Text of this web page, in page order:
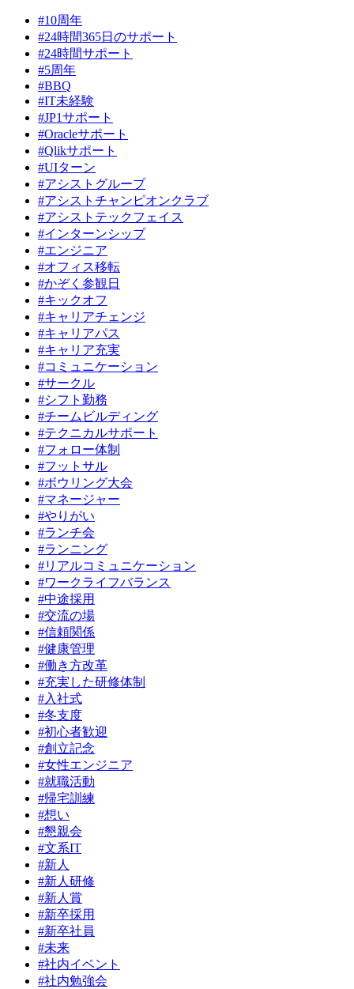
#10周年
#24時間365日のサポート
#24時間サポート
#5周年
#BBQ
#IT未経験
#JP1サポート
#Oracleサポート
#Qlikサポート
#UIターン
#アシストグループ
#アシストチャンピオンクラブ
#アシストテックフェイス
#インターンシップ
#エンジニア
#オフィス移転
#かぞく参観日
#キックオフ
#キャリアチェンジ
#キャリアパス
#キャリア充実
#コミュニケーション
#サークル
#シフト勤務
#チームビルディング
#テクニカルサポート
#フォロー体制
#フットサル
#ボウリング大会
#マネージャー
#やりがい
#ランチ会
#ランニング
#リアルコミュニケーション
#ワークライフバランス
#中途採用
#交流の場
#信頼関係
#健康管理
#働き方改革
#充実した研修体制
#入社式
#冬支度
#初心者歓迎
#創立記念
#女性エンジニア
#就職活動
#帰宅訓練
#想い
#懇親会
#文系IT
#新人
#新人研修
#新人賞
#新卒採用
#新卒社員
#未来
#社内イベント
#社内勉強会